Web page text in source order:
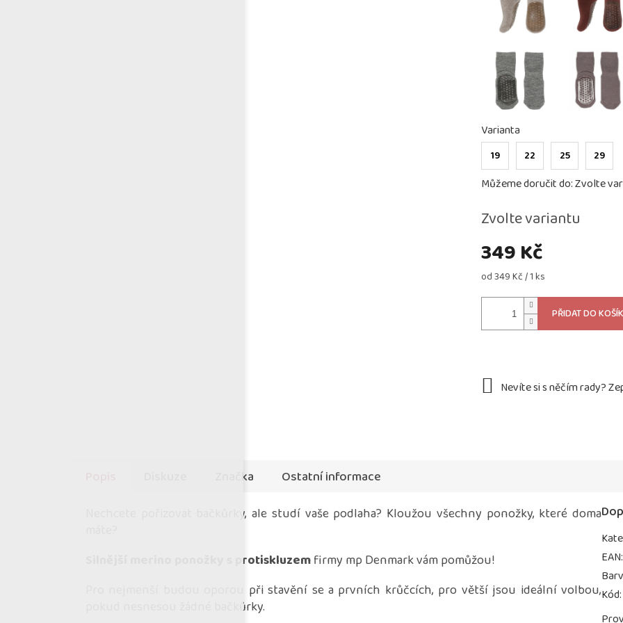
349 Kč
Měrná
od 349 Kč / 1 ks
Zvolte variantu
Varianta
19 22 25 29
Můžeme doručit do:Zvolte
PŘIDAT DO
Značka
Ostatní informace
Nechcete pořizovat bačkůrky, ale studí vaše podlaha? Kloužou všechny ponožky, které doma
Silnější merino ponožky s protiskluzemfirmy mp Denmark vám pomůžou!
Pro nejmenší budou oporou při stavění se a prvních krůčcích, pro větší jsou ideální volbou,
pokud nesnesou žádné bačkůrky.
EAN:
Kód: